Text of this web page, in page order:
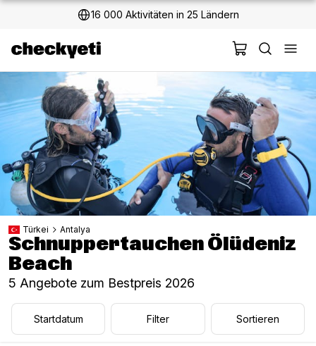
16 000 Aktivitäten in 25 Ländern
Türkei Antalya
Schnuppertauchen Ölüdeniz
Beach
5 Angebote zum Bestpreis 2026
Startdatum Filter Sortieren